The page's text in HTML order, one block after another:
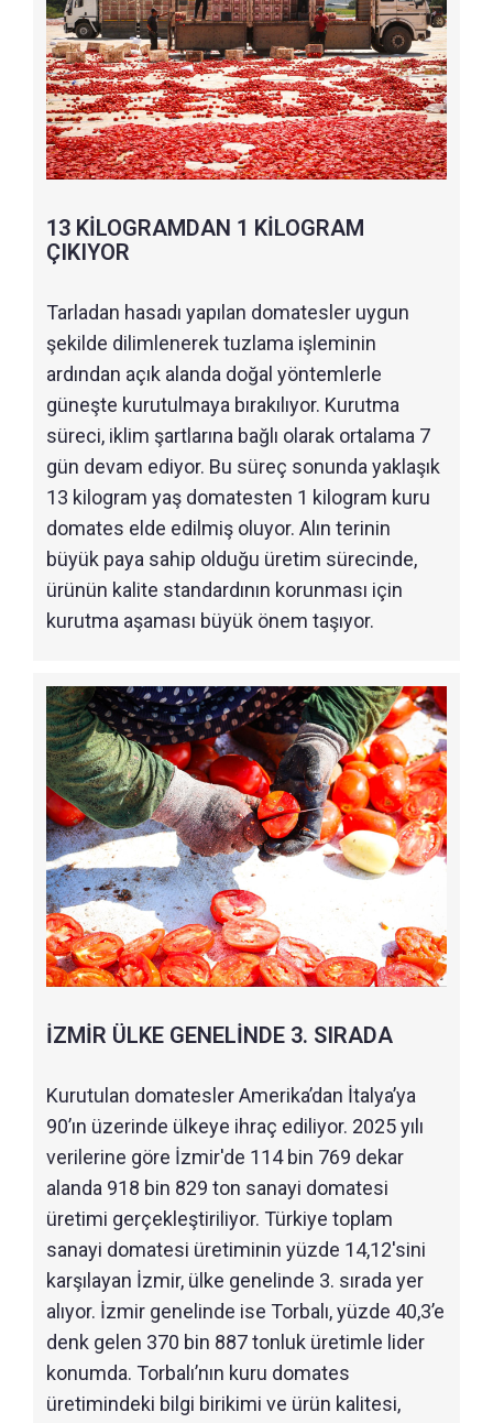
13 KİLOGRAMDAN 1 KİLOGRAM
ÇIKIYOR
Tarladan hasadı yapılan domatesler uygun
şekilde dilimlenerek tuzlama işleminin
ardından açık alanda doğal yöntemlerle
güneşte kurutulmaya bırakılıyor. Kurutma
süreci, iklim şartlarına bağlı olarak ortalama 7
gün devam ediyor. Bu süreç sonunda yaklaşık
13 kilogram yaş domatesten 1 kilogram kuru
domates elde edilmiş oluyor. Alın terinin
büyük paya sahip olduğu üretim sürecinde,
ürünün kalite standardının korunması için
kurutma aşaması büyük önem taşıyor.
İZMİR ÜLKE GENELİNDE 3. SIRADA
Kurutulan domatesler Amerika’dan İtalya’ya
90’ın üzerinde ülkeye ihraç ediliyor. 2025 yılı
verilerine göre İzmir'de 114 bin 769 dekar
alanda 918 bin 829 ton sanayi domatesi
üretimi gerçekleştiriliyor. Türkiye toplam
sanayi domatesi üretiminin yüzde 14,12'sini
karşılayan İzmir, ülke genelinde 3. sırada yer
alıyor. İzmir genelinde ise Torbalı, yüzde 40,3’e
denk gelen 370 bin 887 tonluk üretimle lider
konumda. Torbalı’nın kuru domates
üretimindeki bilgi birikimi ve ürün kalitesi,